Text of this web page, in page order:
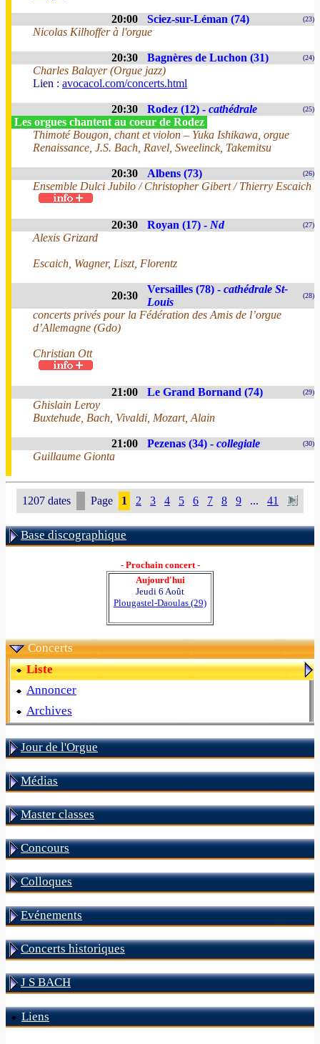
20:00 Sciez-sur-Léman (74) (23)
Nicolas Kilhoffer à l'orgue
20:30 Bagnères de Luchon (31) (24)
Charles Balayer (Orgue jazz)
Lien : avocacol.com/concerts.html
20:30 Rodez (12) - cathédrale (25)
Les orgues chantent au coeur de Rodez
Thimoté Bougon, chant et violon – Yuka Ishikawa, orgue
Renaissance, J.S. Bach, Ravel, Sweelinck, Takemitsu
20:30 Albens (73) (26)
Ensemble Dulci Jubilo / Christopher Gibert / Thierry Escaich
20:30 Royan (17) - Nd (27)
Alexis Grizard
Escaich, Wagner, Liszt, Florentz
20:30
Versailles (78) - cathédrale St-
Louis
(28)
concerts privés pour la Fédération des Amis de l’orgue
d’Allemagne (Gdo)
Christian Ott
21:00 Le Grand Bornand (74) (29)
Ghislain Leroy
Buxtehude, Bach, Vivaldi, Mozart, Alain
21:00 Pezenas (34) - collegiale (30)
Guillaume Gionta
1207 dates Page 1 2 3 4 5 6 7 8 9 ... 41
Base discographique
- Prochain concert -
Aujourd'hui
Jeudi 6 Août
Plougastel-Daoulas (29)
Concerts
Liste
Annoncer
Archives
Jour de l'Orgue
Médias
Master classes
Concours
Colloques
Evénements
Concerts historiques
J S BACH
Liens